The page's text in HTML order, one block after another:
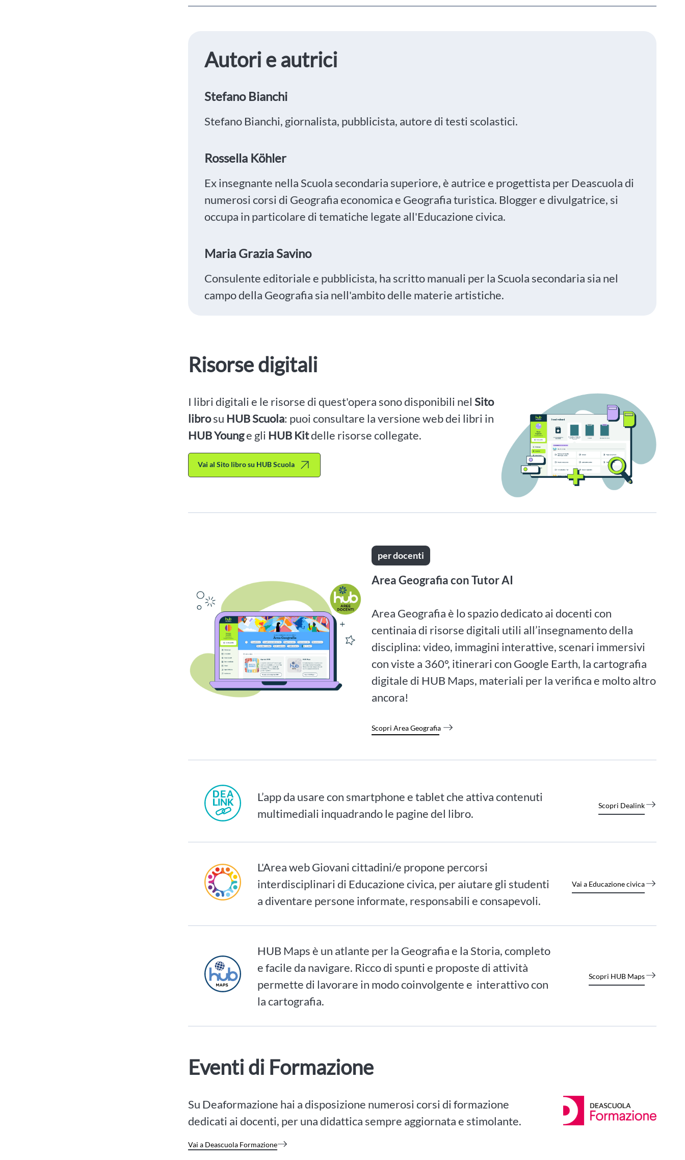
Autori e autrici
Stefano Bianchi
Stefano Bianchi, giornalista, pubblicista, autore di testi scolastici.
Rossella Köhler
Ex insegnante nella Scuola secondaria superiore, è autrice e progettista per Deascuola di
numerosi corsi di Geografia economica e Geografia turistica. Blogger e divulgatrice, si
occupa in particolare di tematiche legate all'Educazione civica.
Maria Grazia Savino
Consulente editoriale e pubblicista, ha scritto manuali per la Scuola secondaria sia nel
campo della Geografia sia nell'ambito delle materie artistiche.
Risorse digitali
I libri digitali e le risorse di quest'opera sono disponibili nelSito
librosu HUB Scuola: puoi consultare la versione web dei libri in
HUB Younge gli HUB Kitdelle risorse collegate.
Vai al Sito libro su HUB Scuola
per docenti
Area Geografia con Tutor AI
Area Geografia è lo spazio dedicato ai docenti con
centinaia di risorse digitali utili all’insegnamento della
disciplina: video, immagini interattive, scenari immersivi
con viste a 360°, itinerari con Google Earth, la cartografia
digitale di HUB Maps, materiali per la verifica e molto altro
ancora!
Scopri Area Geografia
L’app da usare con smartphone e tablet che attiva contenuti
multimediali inquadrando le pagine del libro.
Scopri Dealink
L'Area web Giovani cittadini/e propone percorsi
interdisciplinari di Educazione civica, per aiutare gli studenti
a diventare persone informate, responsabili e consapevoli.
Vai a Educazione civica
HUB Maps è un atlante per la Geografia e la Storia, completo
e facile da navigare. Ricco di spunti e proposte di attività
permette di lavorare in modo coinvolgente e interattivo con
la cartografia.
Scopri HUB Maps
Eventi di Formazione
Su Deaformazione hai a disposizione numerosi corsi di formazione
dedicati ai docenti, per una didattica sempre aggiornata e stimolante.
Vai a Deascuola Formazione